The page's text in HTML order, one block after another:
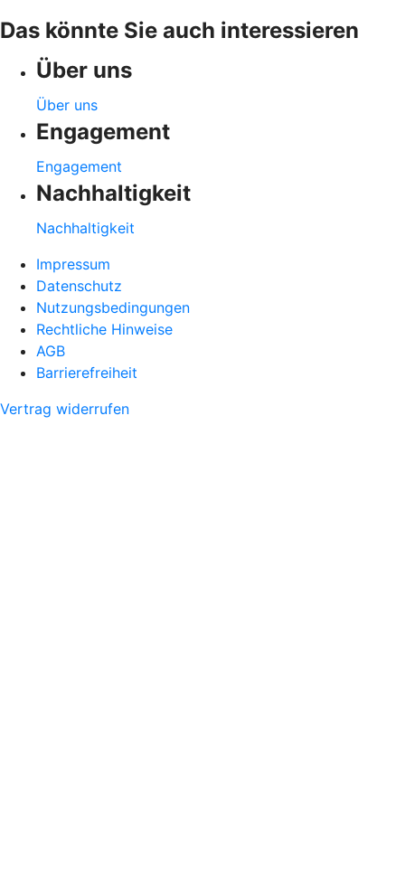
Das könnte Sie auch interessieren
Über uns
Über uns
Engagement
Engagement
Nachhaltigkeit
Nachhaltigkeit
Impressum
Datenschutz
Nutzungsbedingungen
Rechtliche Hinweise
AGB
Barrierefreiheit
Vertrag widerrufen